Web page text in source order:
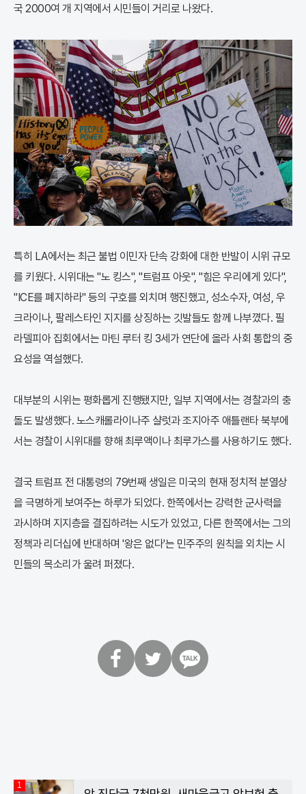
국 2000여 개 지역에서 시민들이 거리로 나왔다.
특히 LA에서는 최근 불법 이민자 단속 강화에 대한 반발이 시위 규모
를 키웠다. 시위대는 "노 킹스", "트럼프 아웃", "힘은 우리에게 있다",
"ICE를 폐지하라" 등의 구호를 외치며 행진했고, 성소수자, 여성, 우
크라이나, 팔레스타인 지지를 상징하는 깃발들도 함께 나부꼈다. 필
라델피아 집회에서는 마틴 루터 킹 3세가 연단에 올라 사회 통합의 중
요성을 역설했다.
대부분의 시위는 평화롭게 진행됐지만, 일부 지역에서는 경찰과의 충
돌도 발생했다. 노스캐롤라이나주 샬럿과 조지아주 애틀랜타 북부에
서는 경찰이 시위대를 향해 최루액이나 최루가스를 사용하기도 했다.
결국 트럼프 전 대통령의 79번째 생일은 미국의 현재 정치적 분열상
을 극명하게 보여주는 하루가 되었다. 한쪽에서는 강력한 군사력을
과시하며 지지층을 결집하려는 시도가 있었고, 다른 한쪽에서는 그의
정책과 리더십에 반대하며 '왕은 없다'는 민주주의 원칙을 외치는 시
민들의 목소리가 울려 퍼졌다.
1